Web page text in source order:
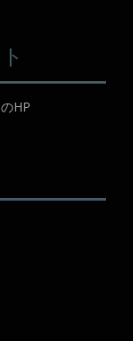
HP